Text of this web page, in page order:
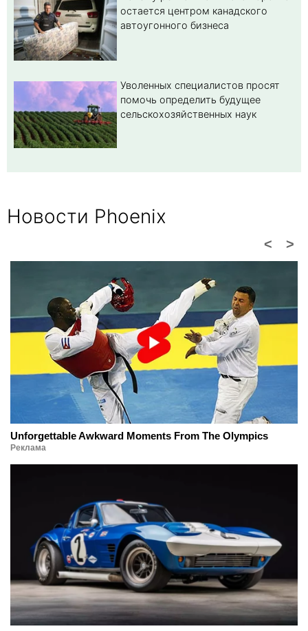
остается центром канадского
автоугонного бизнеса
Уволенных специалистов просят
помочь определить будущее
сельскохозяйственных наук
Новости Phoenix
>
<
Unforgettable Awkward Moments From The Olympics
Реклама